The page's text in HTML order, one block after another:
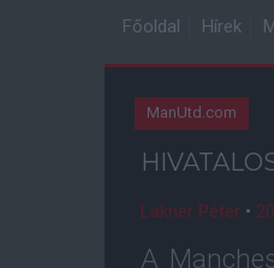
Főoldal Hírek
ManUtd.com
Lakner Péter •
A